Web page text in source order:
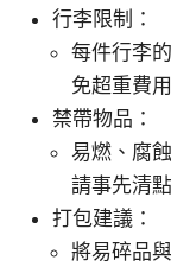
行李限制：
每件行李
免超重費用
禁帶物品：
易燃、腐
請事先清點
打包建議：
將易碎品